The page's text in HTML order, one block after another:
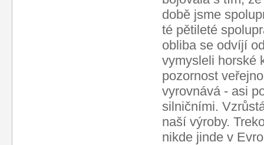
době jsme
té pětileté
obliba se odvíjí
vymysleli horské
pozornost
vyrovnává - asi
silničními.
naší výroby.
nikde jinde v